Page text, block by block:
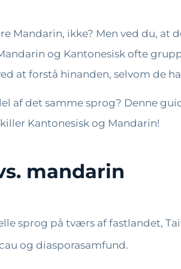
Mandarin, ikke? Men ved du, at
og Kantonesisk ofte
at forstå hinanden, selvom de
af det samme sprog? Denne
Kantonesisk og Mandarin!
mandarin
sprog på tværs af fastlandet,
og diasporasamfund.